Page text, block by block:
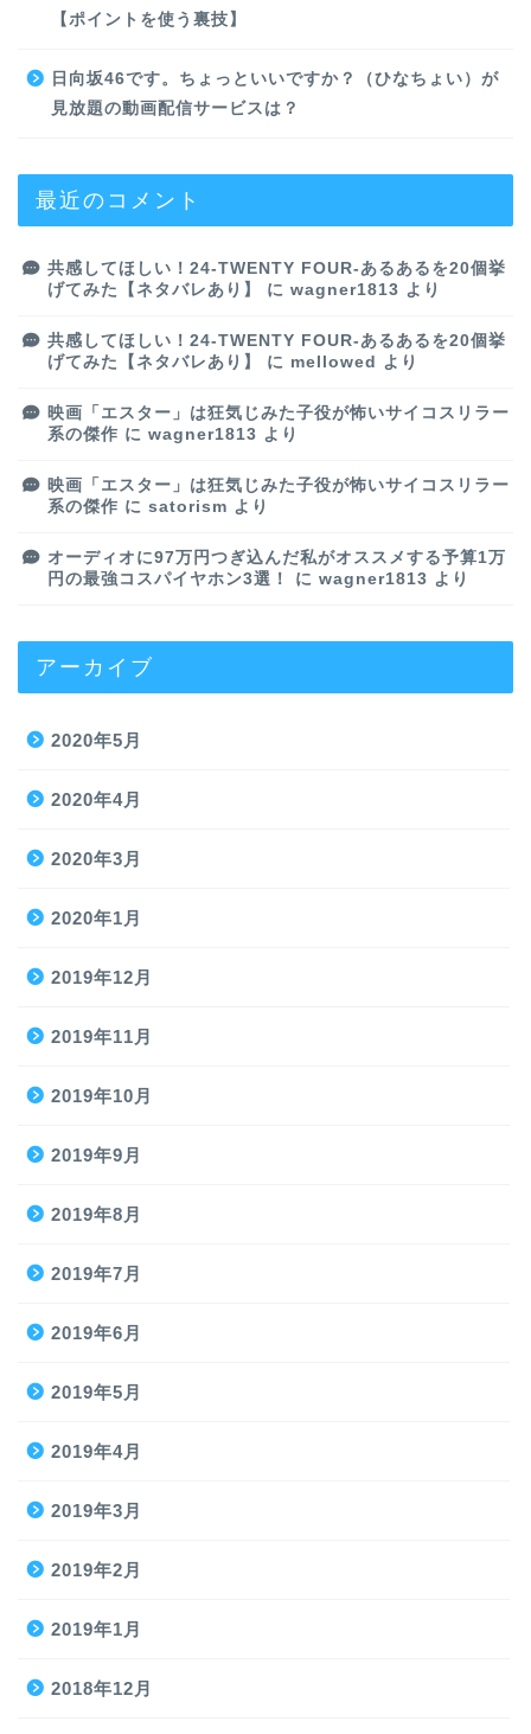
【ポイントを使う裏技】
日向坂46です。ちょっといいですか？（ひなちょい）が
見放題の動画配信サービスは？
最近のコメント
共感してほしい！24-TWENTY FOUR-あるあるを20個挙
げてみた【ネタバレあり】
に wagner1813 より
共感してほしい！24-TWENTY FOUR-あるあるを20個挙
げてみた【ネタバレあり】
に mellowed より
映画「エスター」は狂気じみた子役が怖いサイコスリラー
系の傑作 に wagner1813 より
映画「エスター」は狂気じみた子役が怖いサイコスリラー
系の傑作 に satorism より
オーディオに97万円つぎ込んだ私がオススメする予算1万
円の最強コスパイヤホン3選！
に wagner1813 より
アーカイブ
2020年5月
2020年4月
2020年3月
2020年1月
2019年12月
2019年11月
2019年10月
2019年9月
2019年8月
2019年7月
2019年6月
2019年5月
2019年4月
2019年3月
2019年2月
2019年1月
2018年12月